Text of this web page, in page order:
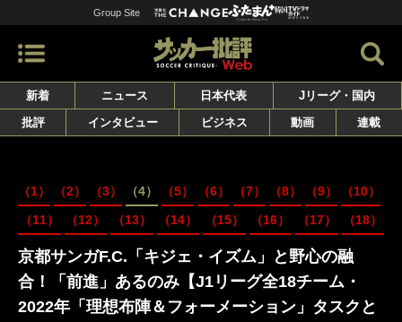
Group Site
新着 ニュース 日本代表
Jリーグ・国内
批評
インタビュー ビジネス 動画 連載
（1） （2） （3） （4） （5） （6） （7） （8） （9）
（10）
（11）
（12） （13） （14） （15） （16） （17） （18）
京都サンガF.C.「キジェ・イズム」と野心の融
合！「前進」あるのみ【J1リーグ全18チーム・
2022年「理想布陣＆フォーメーション」タスクと